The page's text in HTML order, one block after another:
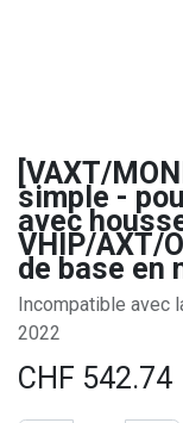
[VAXT/
simple -
avec
VHIP/AXT/
de base en
Incompatible avec
2022
CHF 542.74